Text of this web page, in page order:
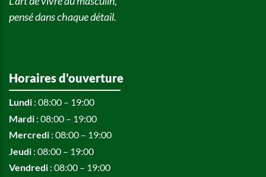
pensé dans chaque détail.
Horaires d'ouverture
Lundi : 08:00 – 19:00
Mardi : 08:00 – 19:00
Mercredi : 08:00 – 19:00
Jeudi : 08:00 – 19:00
Vendredi : 08:00 – 19:00